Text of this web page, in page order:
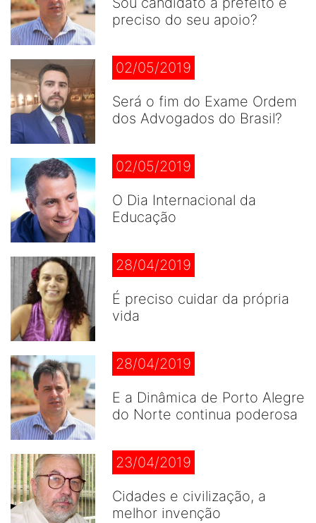
preciso do seu apoio?
02/05/2019
Será o fim do Exame Ordem
dos Advogados do Brasil?
02/05/2019
O Dia Internacional da
Educação
28/04/2019
É preciso cuidar da própria
vida
28/04/2019
E a Dinâmica de Porto Alegre
do Norte continua poderosa
23/04/2019
Cidades e civilização, a
melhor invenção